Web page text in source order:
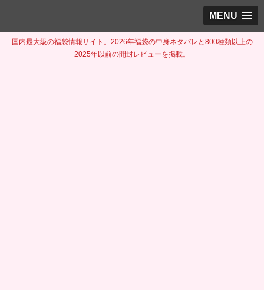
MENU
国内最大級の福袋情報サイト。2026年福袋の中身ネタバレと800種類以上の
2025年以前の開封レビューを掲載。